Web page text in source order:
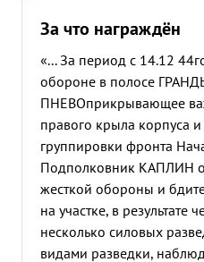
За что награждён
«... За период с 14.12
обороне в полосе
ПНЕВОприкрывающее
правого крыла корпуса
группировки фронта
Подполковник КАПЛИН
жесткой обороны и
на участке, в результате
несколько силовых
видами разведки,